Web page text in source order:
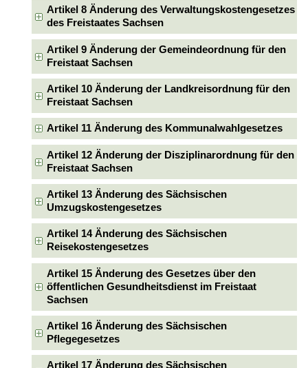
Artikel 8 Änderung des Verwaltungskostengesetzes
des Freistaates Sachsen
Artikel 9 Änderung der Gemeindeordnung für den
Freistaat Sachsen
Artikel 10 Änderung der Landkreisordnung für den
Freistaat Sachsen
Artikel 11 Änderung des Kommunalwahlgesetzes
Artikel 12 Änderung der Disziplinarordnung für den
Freistaat Sachsen
Artikel 13 Änderung des Sächsischen
Umzugskostengesetzes
Artikel 14 Änderung des Sächsischen
Reisekostengesetzes
Artikel 15 Änderung des Gesetzes über den
öffentlichen Gesundheitsdienst im Freistaat
Sachsen
Artikel 16 Änderung des Sächsischen
Pflegegesetzes
Artikel 17 Änderung des Sächsischen